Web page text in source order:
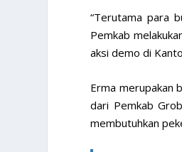
“Terutama para
Pemkab
aksi demo di
Erma merupakan
dari Pemkab
membutuhkan